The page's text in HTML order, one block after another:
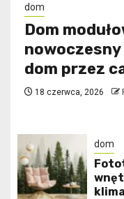
dom
Dom
nowoczesny
dom przez
18 czerwca, 2026
dom